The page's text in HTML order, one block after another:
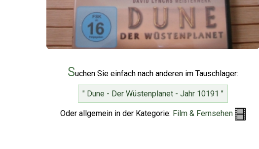
Suchen Sie einfach nach anderen im Tauschlager:
" Dune - Der Wüstenplanet - Jahr 10191 "
Oder allgemein in der Kategorie: Film & Fernsehen